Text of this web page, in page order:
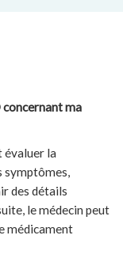
concernant ma
évaluer la
symptômes,
des détails
le médecin peut
médicament